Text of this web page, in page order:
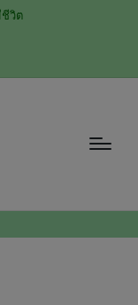
วิต